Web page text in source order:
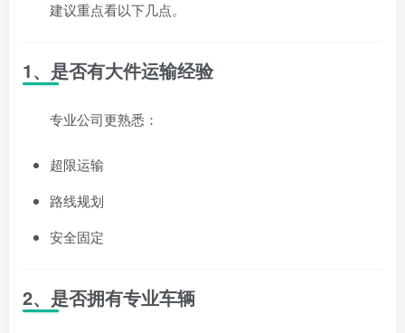
建议重点看以下几点。
1、是否有大件运输经验
专业公司更熟悉：
超限运输
路线规划
安全固定
2、是否拥有专业车辆